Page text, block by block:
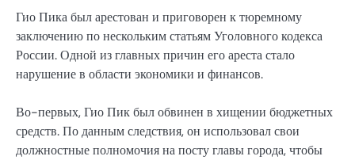
Гио Пика был арестован и приговорен к тюремному
заключению по нескольким статьям Уголовного кодекса
России. Одной из главных причин его ареста стало
нарушение в области экономики и финансов.
Во-первых, Гио Пик был обвинен в хищении бюджетных
средств. По данным следствия, он использовал свои
должностные полномочия на посту главы города, чтобы